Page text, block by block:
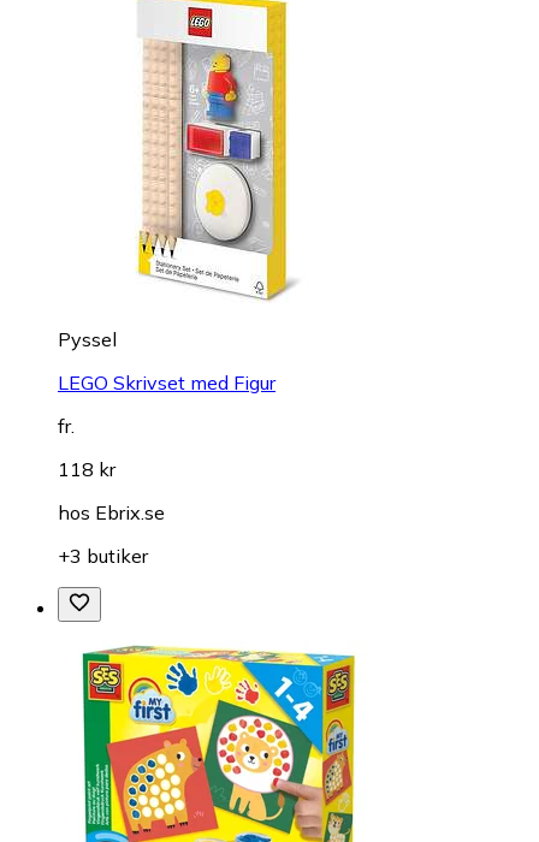
Pyssel
LEGO Skrivset med Figur
fr.
118 kr
hos Ebrix.se
+3 butiker